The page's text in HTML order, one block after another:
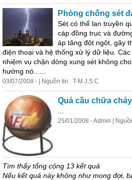
Phòng chống sét
Sét có thể lan truyền
cáp đồng trục và
áp tăng đột ngột, gây
điện thoại và hệ thống xử lý dữ liệu.
nhiệm vụ chặn dòng xung sét không
hướng nó......
03/07/2008 - | Nguồn tin : T-M J.S.C
Quả cầu chữa
25/01/2008 - Admin |
Tìm thấy tổng cộng 13 kết quả
Nếu kết quả này không như mong đợi,